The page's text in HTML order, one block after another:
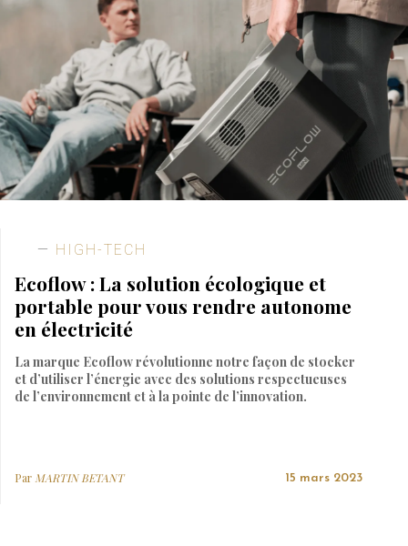
HIGH-TECH
Ecoflow : La solution écologique et
portable pour vous rendre autonome
en électricité
La marque Ecoflow révolutionne notre façon de stocker
et d’utiliser l’énergie avec des solutions respectueuses
de l’environnement et à la pointe de l’innovation.
Par MARTIN BETANT 15 mars 2023